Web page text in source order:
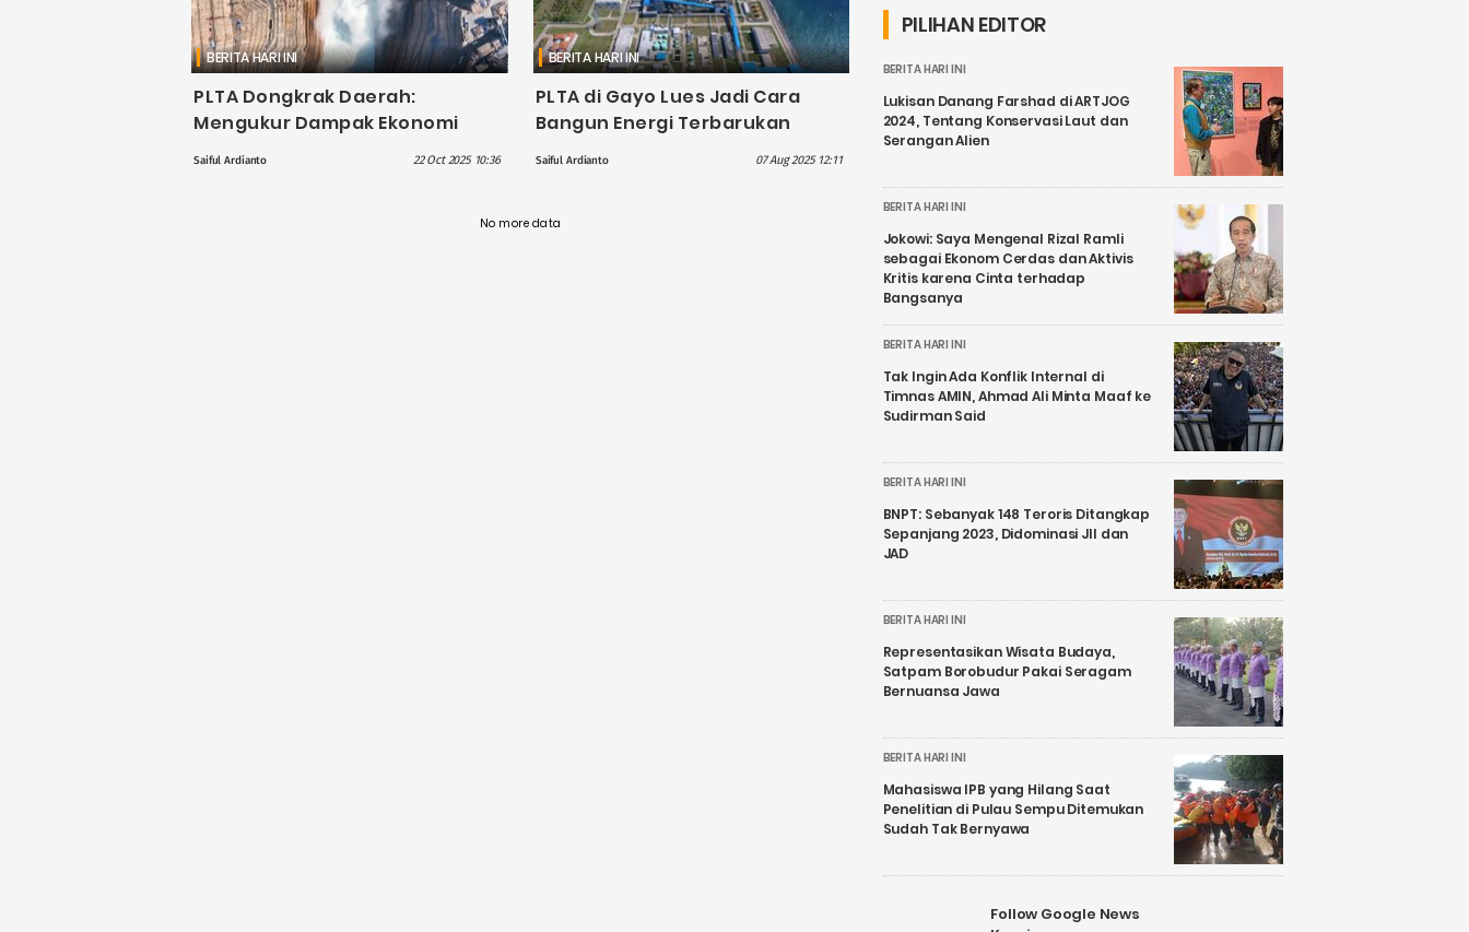
BERITA HARI INI
PLTA Dongkrak Daerah:
Mengukur Dampak Ekonomi
Saiful Ardianto 22 Oct 2025 10:36
BERITA HARI INI
PLTA di Gayo Lues Jadi Cara
Bangun Energi Terbarukan
Saiful Ardianto 07 Aug 2025 12:11
No more data
PILIHAN EDITOR
BERITA HARI INI
Lukisan Danang Farshad di ARTJOG
2024, Tentang Konservasi Laut dan
Serangan Alien
BERITA HARI INI
Jokowi: Saya Mengenal Rizal Ramli
sebagai Ekonom Cerdas dan Aktivis
Kritis karena Cinta terhadap
Bangsanya
BERITA HARI INI
Tak Ingin Ada Konflik Internal di
Timnas AMIN, Ahmad Ali Minta Maaf ke
Sudirman Said
BERITA HARI INI
BNPT: Sebanyak 148 Teroris Ditangkap
Sepanjang 2023, Didominasi JII dan
JAD
BERITA HARI INI
Representasikan Wisata Budaya,
Satpam Borobudur Pakai Seragam
Bernuansa Jawa
BERITA HARI INI
Mahasiswa IPB yang Hilang Saat
Penelitian di Pulau Sempu Ditemukan
Sudah Tak Bernyawa
Follow Google News